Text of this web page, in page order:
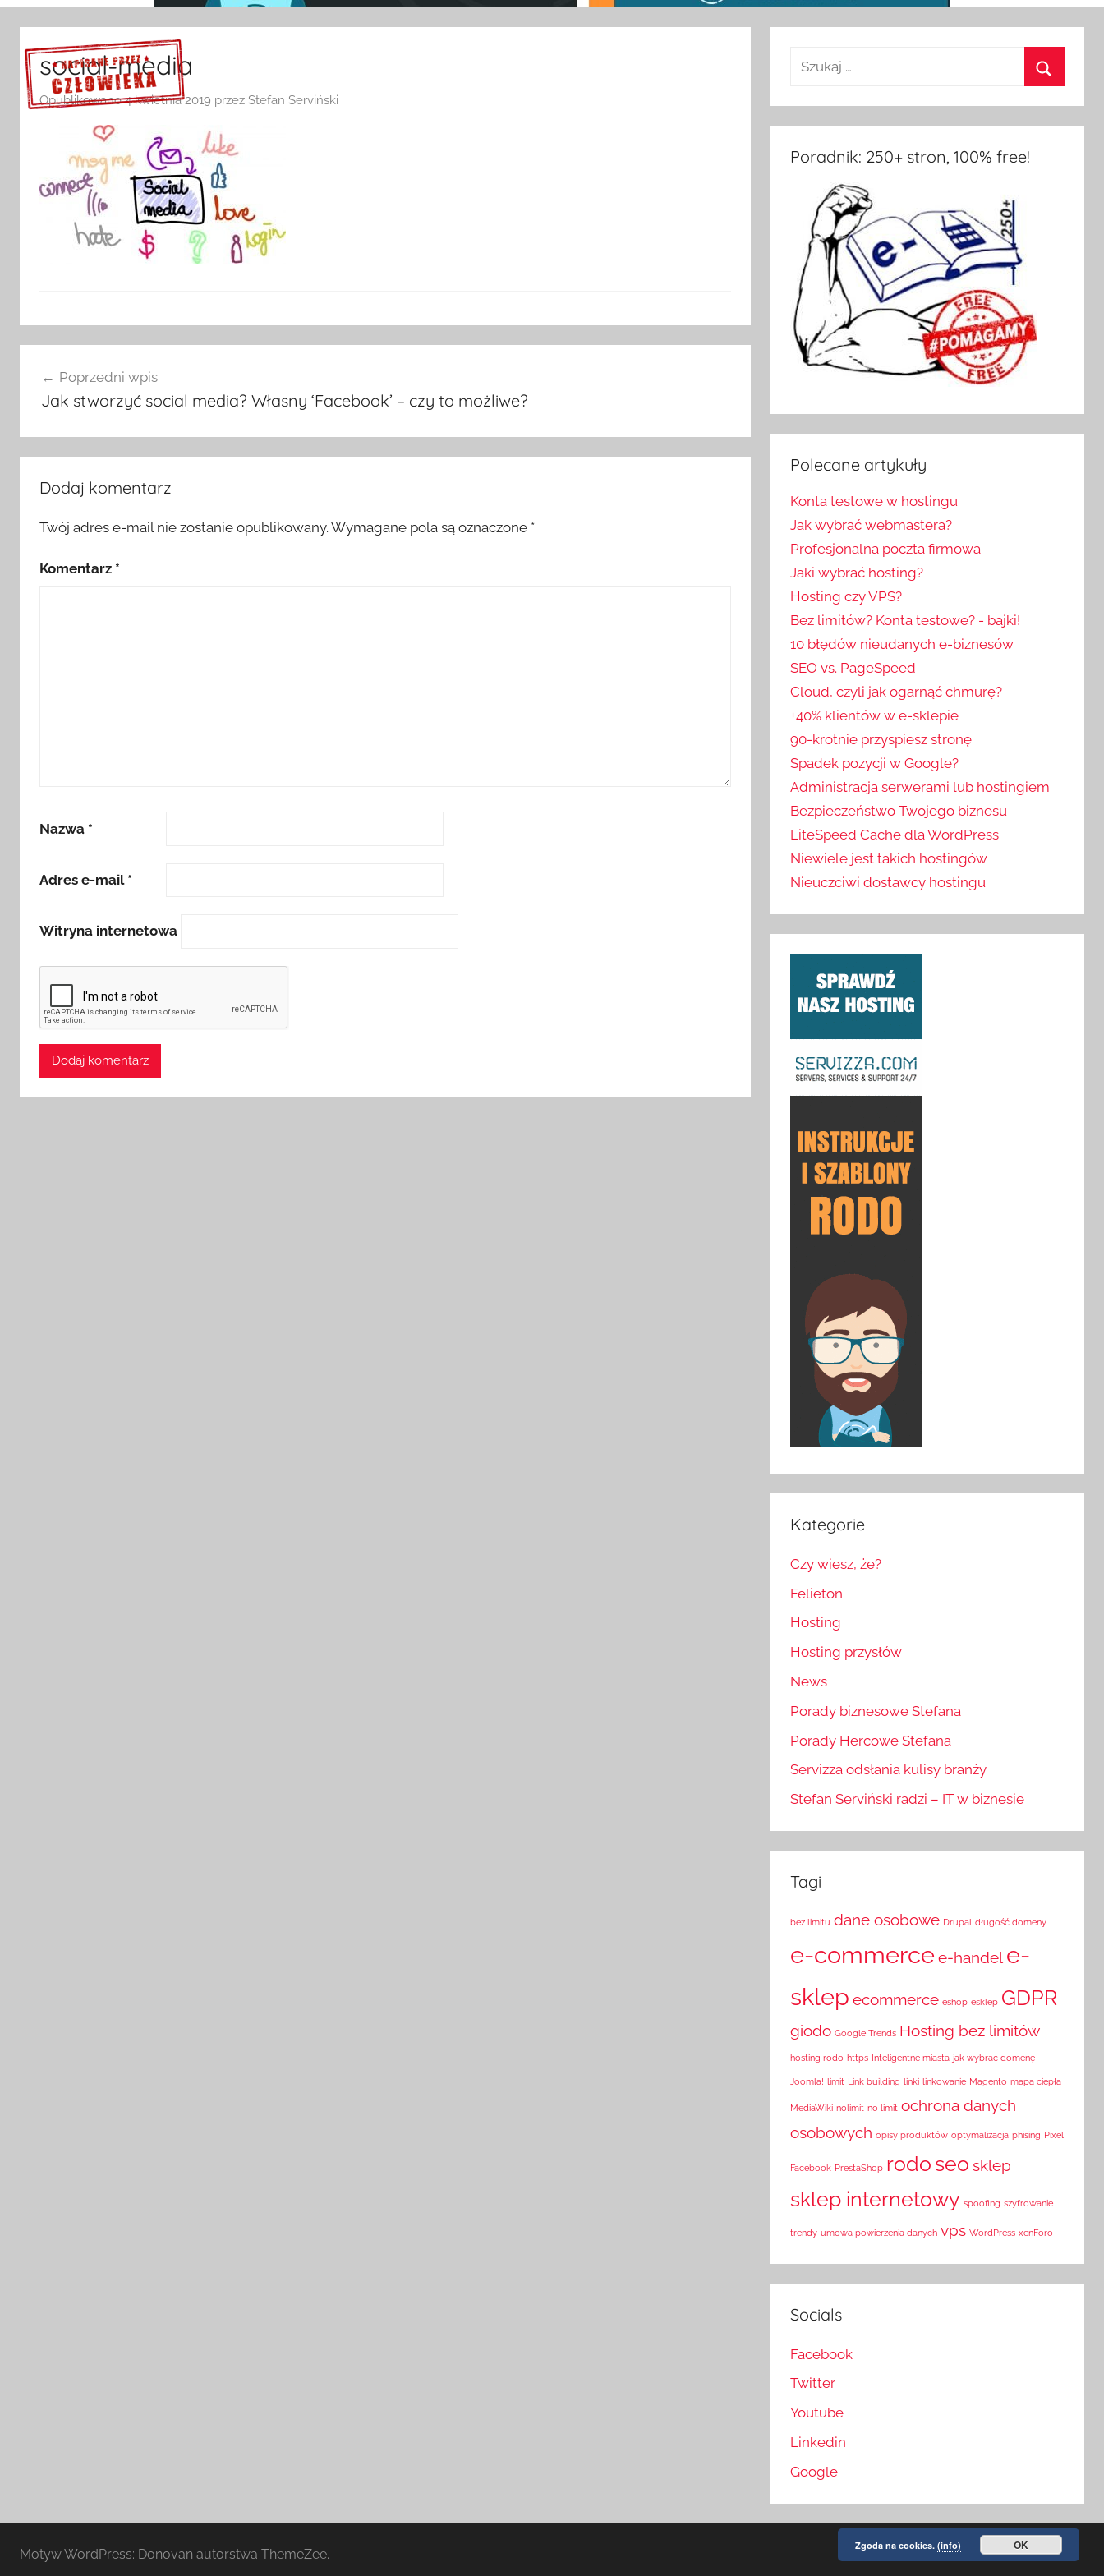
Sprawdź szczegóły >>>
social-media
Opublikowano4 kwietnia 2019 przez Stefan Serviński
wpisuPoprzedni wpis
Jak stworzyć social media? Własny ‘Facebook’ – czy to możliwe?
Dodaj komentarz
Twój adres e-mail nie zostanie opublikowany. Wymagane pola są oznaczone *
Komentarz *
Nazwa *
Adres e-mail *
Witryna internetowa
Poradnik: 250+ stron, 100% free!
Polecane artykuły
Konta testowe w hostingu
Jak wybrać webmastera?
Profesjonalna poczta firmowa
Jaki wybrać hosting?
Hosting czy VPS?
Bez limitów? Konta testowe? - bajki!
10 błędów nieudanych e-biznesów
SEO vs. PageSpeed
Cloud, czyli jak ogarnąć chmurę?
+40% klientów w e-sklepie
90-krotnie przyspiesz stronę
Spadek pozycji w Google?
Administracja serwerami lub hostingiem
Bezpieczeństwo Twojego biznesu
LiteSpeed Cache dla WordPress
Niewiele jest takich hostingów
Nieuczciwi dostawcy hostingu
Kategorie
Czy wiesz, że?
Felieton
Hosting
Hosting przysłów
News
Porady biznesowe Stefana
Porady Hercowe Stefana
Servizza odsłania kulisy branży
Stefan Serviński radzi – IT w biznesie
Tagi
bez limitu dane osobowe Drupal długość domeny
e-commercee-handel e-
sklep ecommerce eshop esklep GDPR
giodo Google Trends Hosting bez limitów
hosting rodo https Inteligentne miasta jak wybrać domenę
Joomla! limit Link building linki linkowanie Magento mapa ciepła
MediaWiki nolimit no limit ochrona danych
osobowych opisy produktów optymalizacja phising Pixel
Facebook PrestaShop rodo seo sklep
sklep internetowy spoofing szyfrowanie
trendy umowa powierzenia danych vps WordPress xenForo
Socials
Facebook
Twitter
Youtube
Linkedin
Google
Motyw WordPress: Donovan autorstwa ThemeZee.
Zgoda na cookies. (info) OK